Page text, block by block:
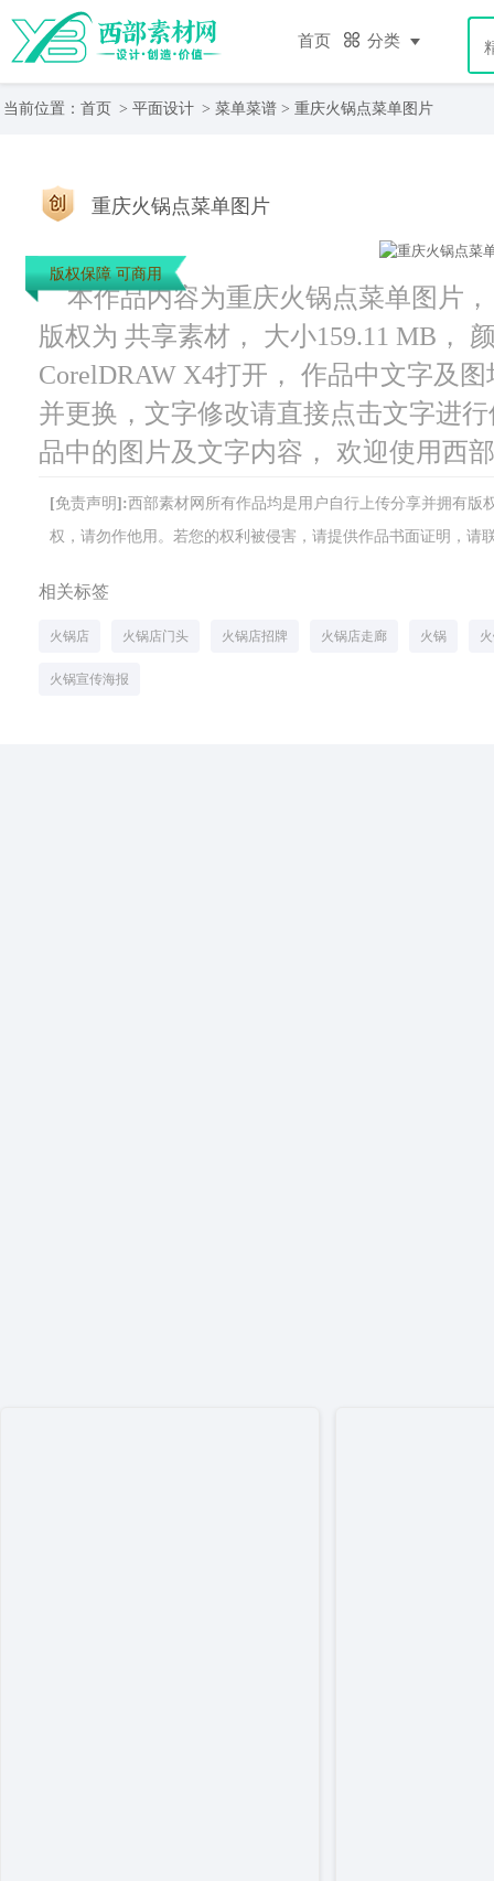
首页 分类
当前位置： 首页 > 平面设计 > 菜单菜谱 > 重庆火锅点菜单图片
重庆火锅点菜单图片
版权保障 可商用
本作品内容为重庆火锅点菜单图片
版权为 共享素材， 大小159.11 MB，
CorelDRAW X4打开， 作品中文字及
并更换，文字修改请直接点击文字进
品中的图片及文字内容， 欢迎使用西
[免责声明]:西部素材网所有作品均是用户自行上传分享并拥有
权，请勿作他用。若您的权利被侵害，请提供作品书面证明，请
相关标签
火锅店 火锅店门头 火锅店招牌 火锅店走廊 火锅
火锅宣传海报